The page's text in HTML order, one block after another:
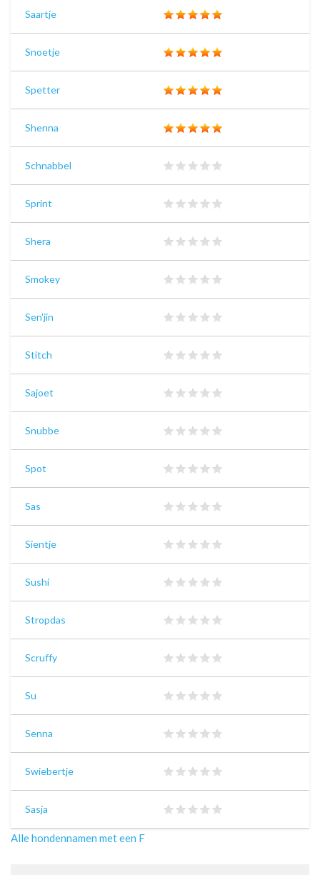
Saartje
Snoetje
Spetter
Shenna
Schnabbel
Sprint
Shera
Smokey
Sen'jin
Stitch
Sajoet
Snubbe
Spot
Sas
Sientje
Sushi
Stropdas
Scruffy
Su
Senna
Swiebertje
Sasja
Alle hondennamen met een F